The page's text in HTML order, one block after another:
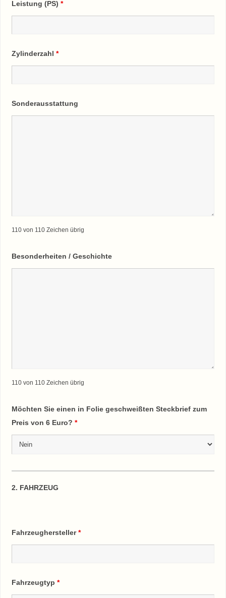
Leistung (PS) *
Zylinderzahl *
Sonderausstattung
110 von 110 Zeichen übrig
Besonderheiten / Geschichte
110 von 110 Zeichen übrig
Möchten Sie einen in Folie geschweißten Steckbrief zum
Preis von 6 Euro? *
2. FAHRZEUG
Fahrzeughersteller*
Fahrzeugtyp *